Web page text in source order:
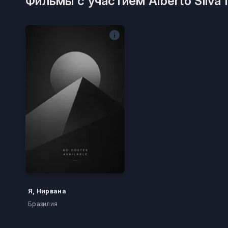
Я, Нирвана
Бразилия